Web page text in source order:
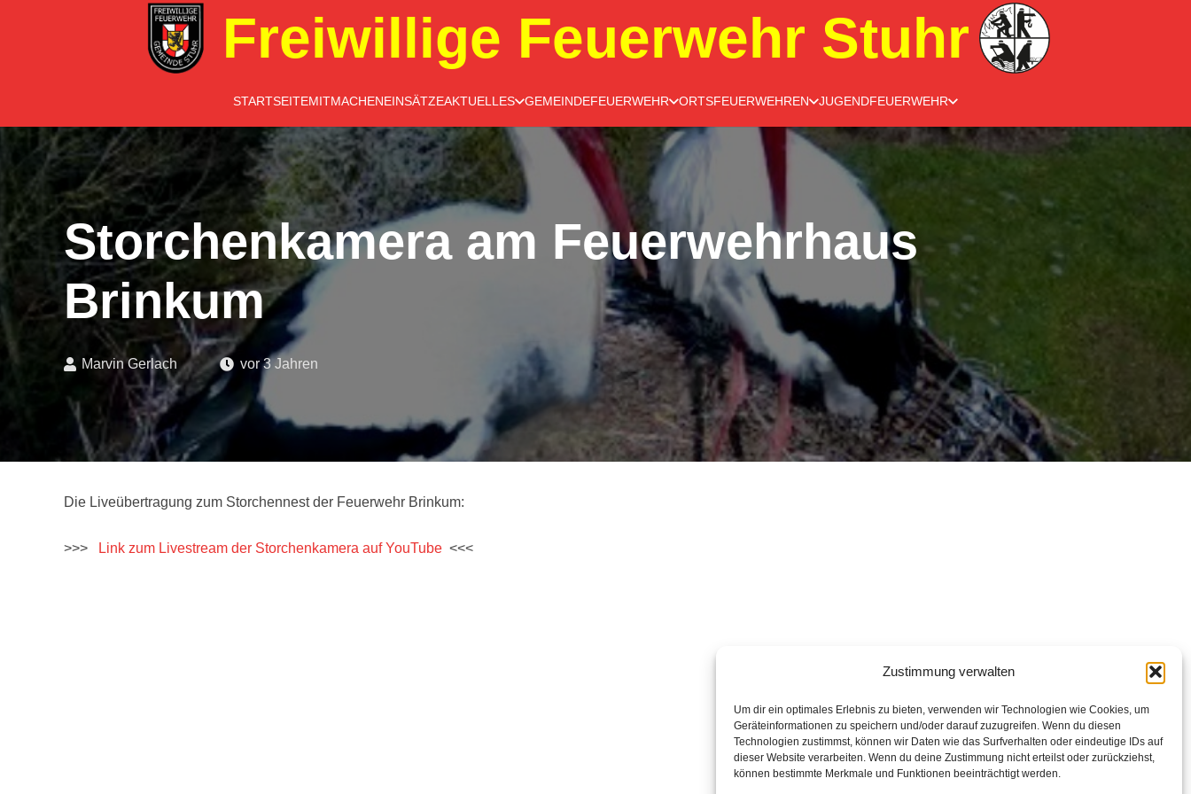
Zustimmung verwalten
Um dir ein optimales Erlebnis zu bieten, verwenden wir Technologien wie Cookies, um
Geräteinformationen zu speichern und/oder darauf zuzugreifen. Wenn du diesen
Technologien zustimmst, können wir Daten wie das Surfverhalten oder eindeutige IDs auf
dieser Website verarbeiten. Wenn du deine Zustimmung nicht erteilst oder zurückziehst,
können bestimmte Merkmale und Funktionen beeinträchtigt werden.
Freiwillige Feuerwehr Stuhr
STARTSEITEMITMACHENEINSÄTZEAKTUELLES GEMEINDEFEUERWEHR ORTSFEUERWEHREN JUGENDFEUERWEHR
Storchenkamera am Feuerwehrhaus
Brinkum
Marvin Gerlach vor 3 Jahren
Die Liveübertragung zum Storchennest der Feuerwehr Brinkum:
>>> Link zum Livestream der Storchenkamera auf YouTube <<<